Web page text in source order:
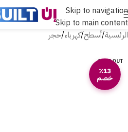
Skip to navigation
Skip to main content
الرئيسية/أسطح/كهرباء/حجر
SOLD OUT
٪13
خصم